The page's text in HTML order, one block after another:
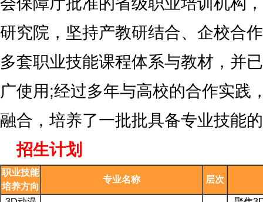
研究院，坚持产教研结合、企校合
多套职业技能课程体系与教材，并
广使用;经过多年与高校的合作实践
融合，培养了一批批具备专业技能
招生计划
职业技能
培养方向
专业名称 层次